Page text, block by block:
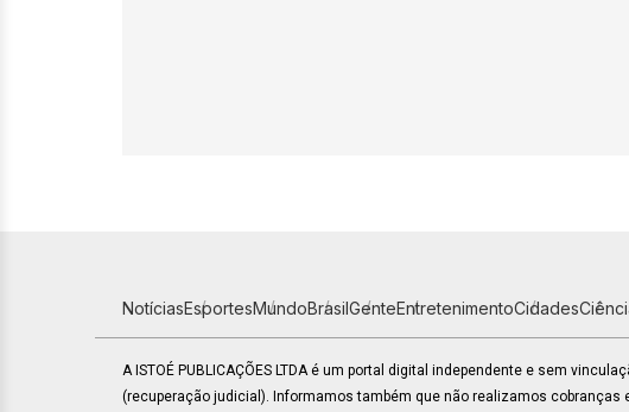
NotíciasEsportesMundoBrasilGenteEntretenimentoCidades
A ISTOÉ PUBLICAÇÕES LTDA é um portal digital independente e sem
(recuperação judicial). Informamos também que não realizamos